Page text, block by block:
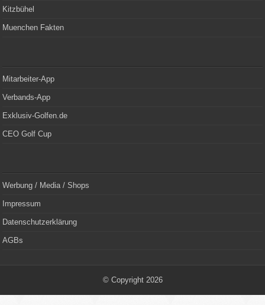
Kitzbühel
Muenchen Fakten
Mitarbeiter-App
Verbands-App
Exklusiv-Golfen.de
CEO Golf Cup
Werbung / Media / Shops
Impressum
Datenschutzerklärung
AGBs
© Copyright 2026